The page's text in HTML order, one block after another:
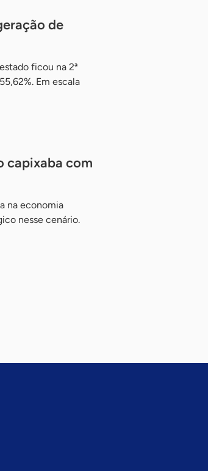
de
ficou na 2ª
Em escala
capixaba com
na economia
nesse cenário.